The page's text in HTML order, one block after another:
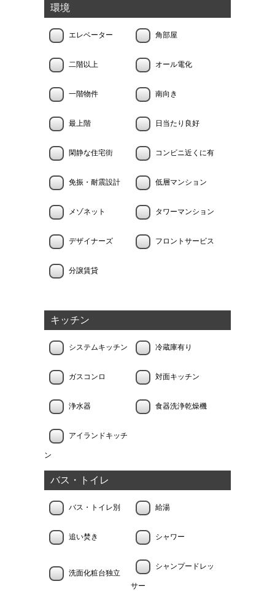
環境
エレベーター 角部屋
二階以上 オール電化
一階物件 南向き
最上階 日当たり良好
閑静な住宅街 コンビニ近くに有
免振・耐震設計 低層マンション
メゾネット タワーマンション
デザイナーズ フロントサービス
分譲賃貸
キッチン
システムキッチン 冷蔵庫有り
ガスコンロ 対面キッチン
浄水器 食器洗浄乾燥機
アイランドキッチ
ン
バス・トイレ
バス・トイレ別 給湯
追い焚き シャワー
洗面化粧台独立
シャンプードレッ
サー